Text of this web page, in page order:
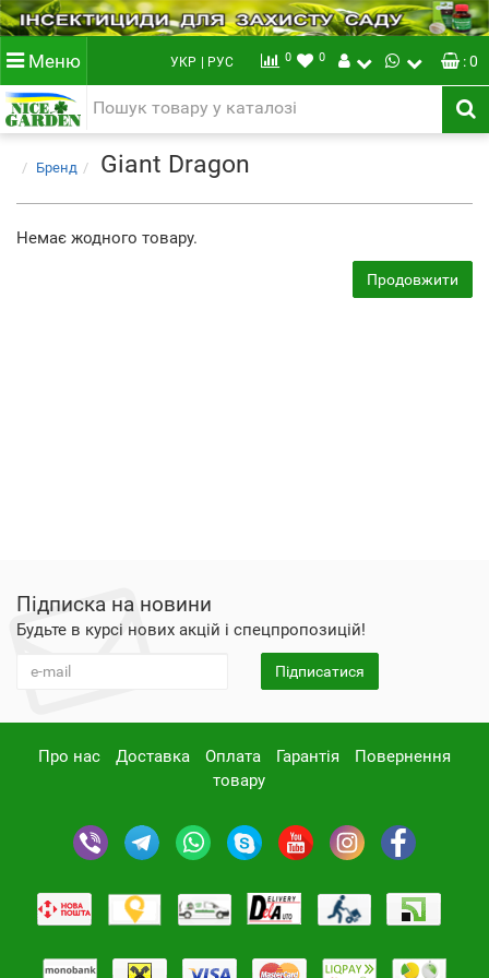
Меню УКР | РУС 0 0 : 0
Бренд Giant Dragon
Немає жодного товару.
Продовжити
Підписка на новини
Будьте в курсі нових акцій і спецпропозицій!
Підписатися
Про нас Доставка Оплата Гарантія
Повернення
товару